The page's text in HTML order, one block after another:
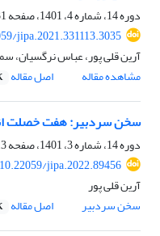
دوره 14، شماره 4، 1401، صفحه
jipa.2021.331113.3035
آرین قلی پور، عباس نرگسیان،
مشاهده مقاله
اصل مقاله
سخن سردبیر: هفت خصلت
دوره 14، شماره 3، 1401، صفحه
10.22059/jipa.2022.89456
آرین قلی پور
سخن سردبیر
اصل مقاله